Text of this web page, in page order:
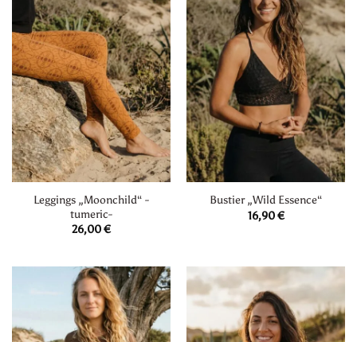
Leggings „Moonchild“ -
tumeric-
26,00€
Bustier „Wild Essence“
16,90€